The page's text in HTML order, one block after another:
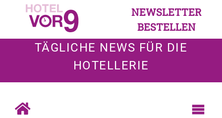
NEWSLETTER
BESTELLEN
TÄGLICHE NEWS FÜR DIE
HOTELLERIE